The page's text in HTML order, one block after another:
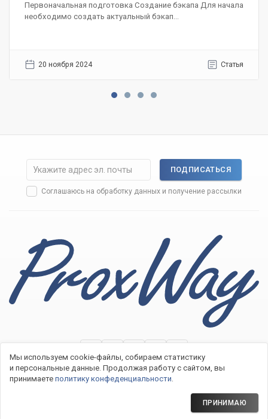
Первоначальная подготовка Создание бэкапа Для начала
необходимо создать актуальный бэкап...
20 ноября 2024 Статья
ПОДПИСАТЬСЯ
Соглашаюсь на обработку данных и получение рассылки
2007−2026 © Системы контроля доступа ProxWay
Мы используем cookie-файлы, собираем статистику
и персональные данные. Продолжая работу с сайтом, вы
принимаете политику конфеденциальности.
ПРИНИМАЮ